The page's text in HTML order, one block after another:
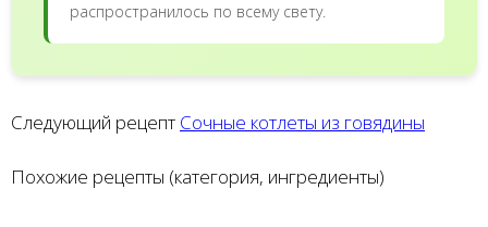
распространилось по всему свету.
Следующий рецепт Сочные котлеты из говядины
Похожие рецепты (категория, ингредиенты)